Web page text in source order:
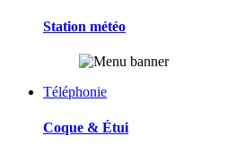
Station météo
Téléphonie
Coque & Étui